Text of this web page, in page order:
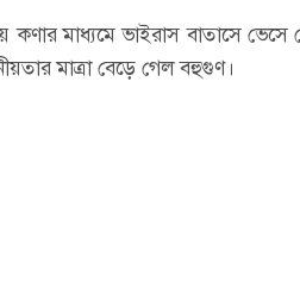
মাধ্যমে ভাইরাস বাতাসে
মাত্রা বেড়ে গেল বহুগুণ।